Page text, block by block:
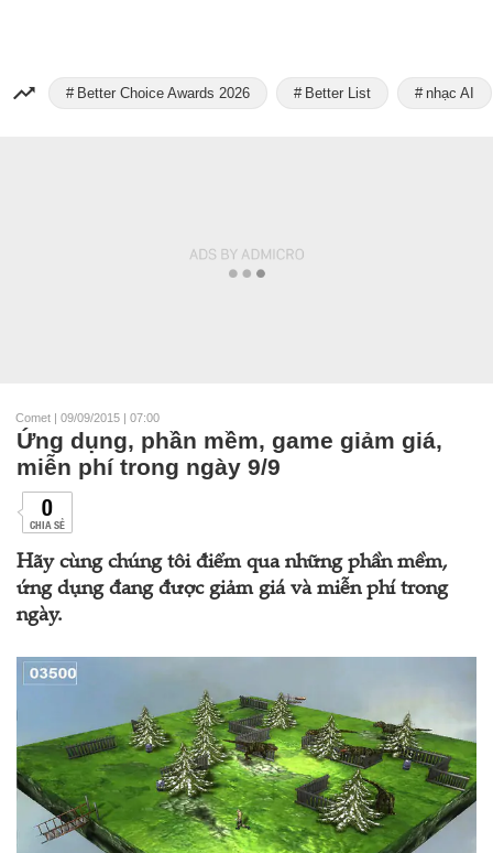
Better Choice Awards 2026 Better List nhạc AI
Comet | 09/09/2015 | 07:00
Ứng dụng, phần mềm, game giảm giá,
miễn phí trong ngày 9/9
0
CHIA SẺ
Hãy cùng chúng tôi điểm qua những phần mềm,
ứng dụng đang được giảm giá và miễn phí trong
ngày.